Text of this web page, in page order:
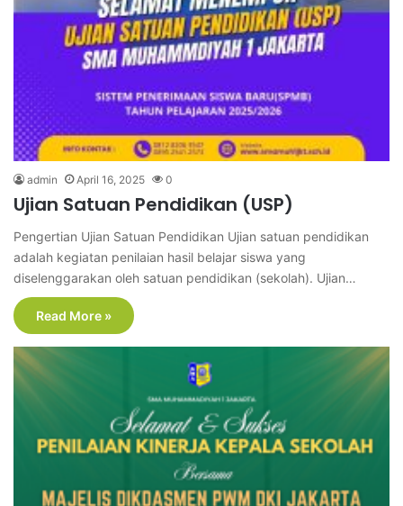
admin April 16, 2025 0
Ujian Satuan Pendidikan (USP)
Pengertian Ujian Satuan Pendidikan Ujian satuan pendidikan
adalah kegiatan penilaian hasil belajar siswa yang
diselenggarakan oleh satuan pendidikan (sekolah). Ujian…
Read More »